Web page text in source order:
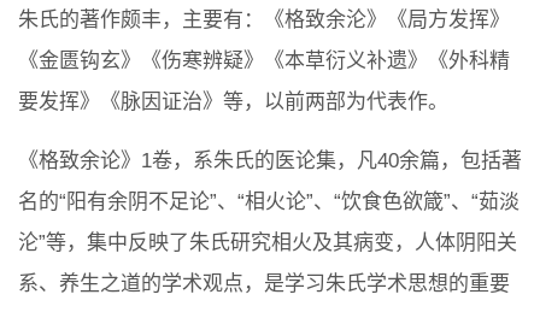
朱氏的著作颇丰，主要有：《格致余沦》《局方发挥》
《金匮钩玄》《伤寒辨疑》《本草衍义补遗》《外科精
要发挥》《脉因证治》等，以前两部为代表作。
《格致余论》1卷，系朱氏的医论集，凡40余篇，包括著
名的“阳有余阴不足论”、“相火论”、“饮食色欲箴”、“茹淡
沦”等，集中反映了朱氏研究相火及其病变，人体阴阳关
系、养生之道的学术观点，是学习朱氏学术思想的重要